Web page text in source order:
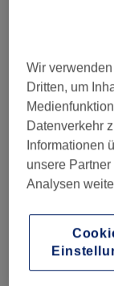
Freitag
Samstag
Sonntag
QinLin
der
von
zu Fuß
erreichst du in
Elite Skin
Wir
Dritten, um
Datenverkehr
Informationen
unsere
Analysen